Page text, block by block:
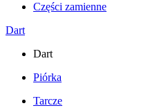
Części zamienne
Dart
Dart
Piórka
Tarcze